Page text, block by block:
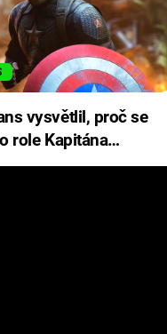
vysvětlil, proč se
role Kapitána